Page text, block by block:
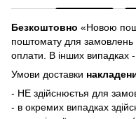
Безкоштовно «Новою
поштомату для замовлень
оплати. В інших випадках
Умови доставки
- НЕ здійснюєтья для
- в окремих випадках